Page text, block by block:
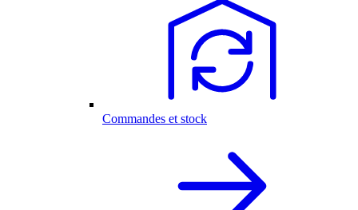
Commandes et stock